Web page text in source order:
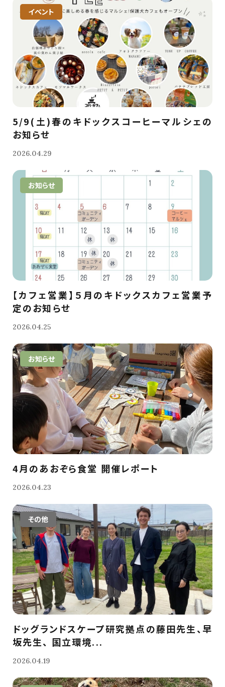
イベント
5/9(土)春のキドックスコーヒーマルシェの
お知らせ
2026.04.29
お知らせ
【カフェ営業】５月のキドックスカフェ営業予
定のお知らせ
2026.04.25
お知らせ
4月のあおぞら食堂 開催レポート
2026.04.23
その他
ドッグランドスケープ研究拠点の藤田先生、早
坂先生、 国立環境...
2026.04.19